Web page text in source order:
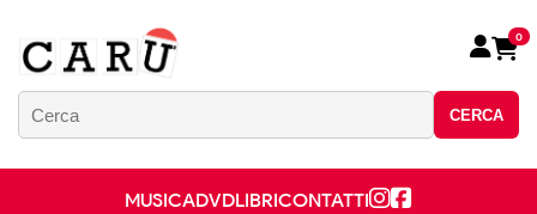
CERCA
0
MUSICADVDLIBRICONTATTI